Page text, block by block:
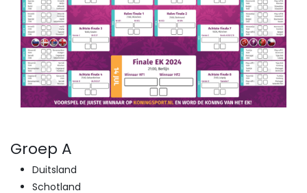
Groep A
Duitsland
Schotland